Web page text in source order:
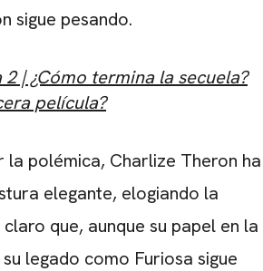
sigue pesando.
| ¿Cómo termina la secuela?
película?
la polémica, Charlize Theron ha
elegante, elogiando la
que, aunque su papel en la
legado como Furiosa sigue